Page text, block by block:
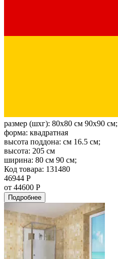
размер (шхг): 80x80 см 90x90 см;
форма: квадратная
высота поддона: см 16.5 см;
высота: 205 см
ширина: 80 см 90 см;
Код товара: 131480
46944 Р
от 44600 Р
Подробнее